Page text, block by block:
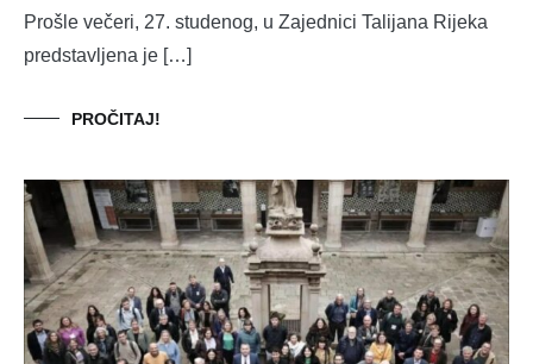
Prošle večeri, 27. studenog, u Zajednici Talijana Rijeka
predstavljena je […]
PROČITAJ!